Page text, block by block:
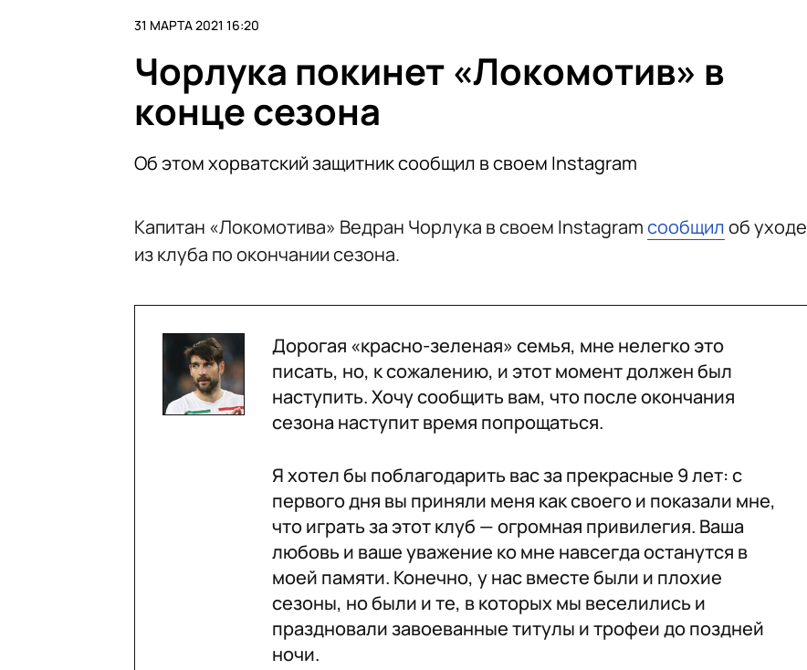
31 МАРТА 2021 16:20
Чорлука покинет «Локомотив» в
конце сезона
Об этом хорватский защитник сообщил в своем Instagram
Капитан «Локомотива» Ведран Чорлука в своем Instagramсообщилоб уходе
из клуба по окончании сезона.
Дорогая «красно-зеленая» семья, мне нелегко это
писать, но, к сожалению, и этот момент должен был
наступить. Хочу сообщить вам, что после окончания
сезона наступит время попрощаться.
Я хотел бы поблагодарить вас за прекрасные 9 лет: с
первого дня вы приняли меня как своего и показали мне,
что играть за этот клуб — огромная привилегия. Ваша
любовь и ваше уважение ко мне навсегда останутся в
моей памяти. Конечно, у нас вместе были и плохие
сезоны, но были и те, в которых мы веселились и
праздновали завоеванные титулы и трофеи до поздней
ночи.